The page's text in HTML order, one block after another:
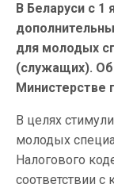
В Беларуси с 1
для молодых
(служащих).
Министерстве
В целях
молодых
Налогового
соответствии с